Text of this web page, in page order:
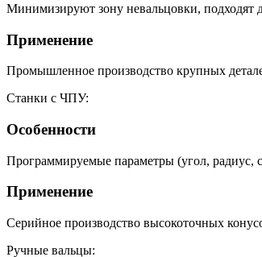
Минимизируют зону невальцовки, подходят
Применение
Промышленное производство крупных
Станки с ЧПУ:
Особенности
Программируемые параметры (угол, радиус,
Применение
Серийное производство высокоточных
Ручные вальцы: